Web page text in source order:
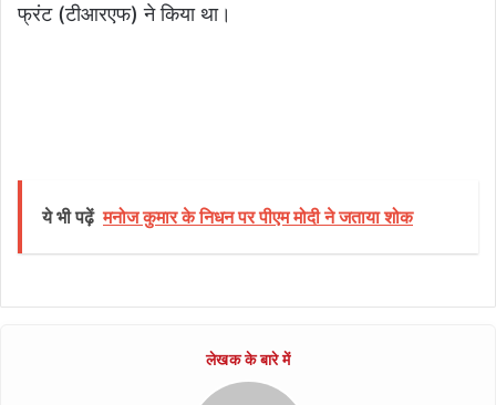
फ्रंट (टीआरएफ) ने किया था।
ये भी पढ़ें मनोज कुमार के निधन पर पीएम मोदी ने जताया शोक